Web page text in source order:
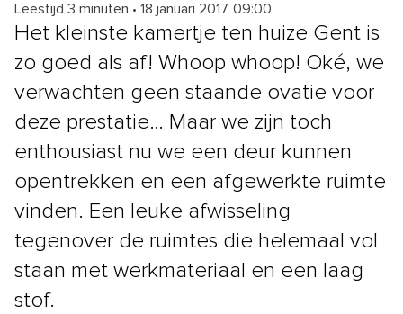
Leestijd 3 minuten • 18 januari 2017, 09:00
Het kleinste kamertje ten huize Gent is
zo goed als af! Whoop whoop! Oké, we
verwachten geen staande ovatie voor
deze prestatie… Maar we zijn toch
enthousiast nu we een deur kunnen
opentrekken en een afgewerkte ruimte
vinden. Een leuke afwisseling
tegenover de ruimtes die helemaal vol
staan met werkmateriaal en een laag
stof.